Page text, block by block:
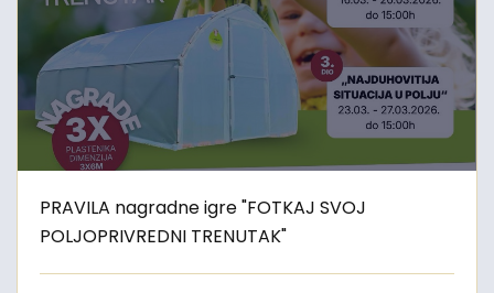
PRAVILA nagradne igre "FOTKAJ SVOJ
POLJOPRIVREDNI TRENUTAK"